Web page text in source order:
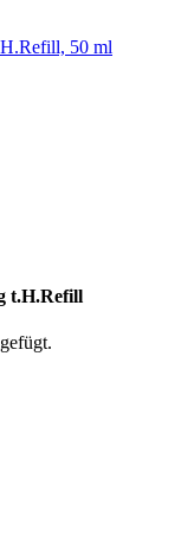
50 ml
t.H.Refill